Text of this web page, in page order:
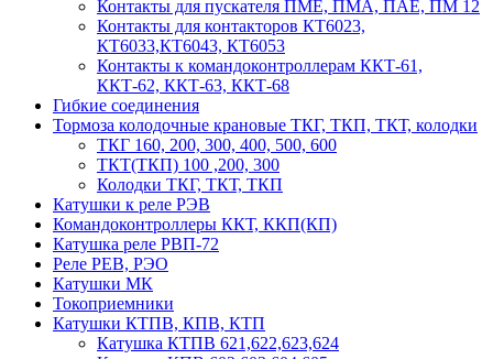
Контакты для пускателя ПМЕ, ПМА, ПАЕ, ПМ 12
Контакты для контакторов КТ6023,
КТ6033,КТ6043, КТ6053
Контакты к командоконтроллерам ККТ-61,
ККТ-62, ККТ-63, ККТ-68
Гибкие соединения
Тормоза колодочные крановые ТКГ, ТКП, ТКТ, колодки
ТКГ 160, 200, 300, 400, 500, 600
ТКТ(ТКП) 100 ,200, 300
Колодки ТКГ, ТКТ, ТКП
Катушки к реле РЭВ
Командоконтроллеры ККТ, ККП(КП)
Катушка реле РВП-72
Реле РЕВ, РЭО
Катушки МК
Токоприемники
Катушки КТПВ, КПВ, КТП
Катушка КТПВ 621,622,623,624